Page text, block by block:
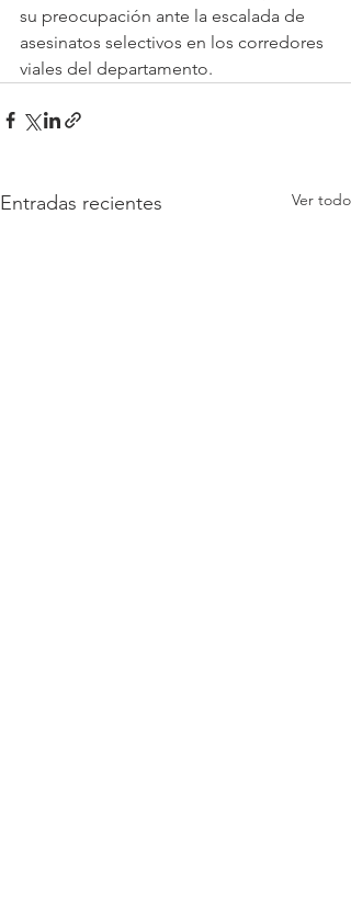
su preocupación ante la escalada de
asesinatos selectivos en los corredores
viales del departamento.
Entradas recientes Ver todo